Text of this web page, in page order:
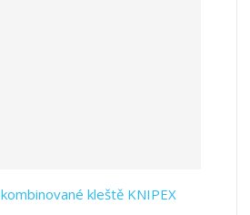
kleště KNIPEX